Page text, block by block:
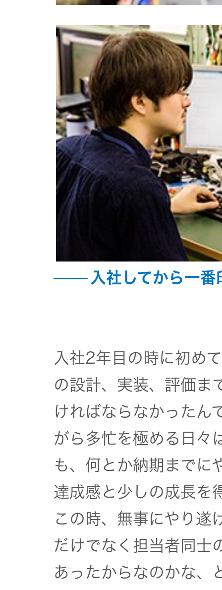
個人のお
客様 トッ
プ
入社してから一
入社2年目の時に初め
の設計、実装、評価ま
ければならなかったん
がら多忙を極める日々
も、何とか納期までに
達成感と少しの成長を
この時、無事にやり遂
だけでなく担当者同士
あったからなのかな、